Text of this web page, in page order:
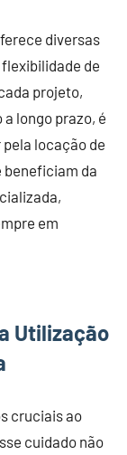
diversas
de
projeto,
longo prazo, é
locação de
beneficiam da
em
Utilização
cruciais ao
cuidado não